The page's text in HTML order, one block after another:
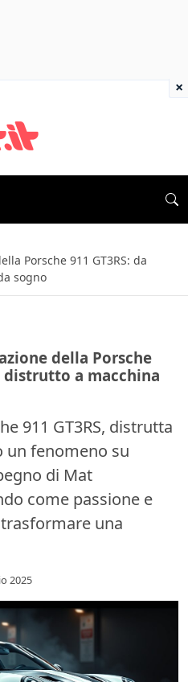
Porsche 911 GT3RS: da
sogno
della Porsche
distrutto a macchina
911 GT3RS, distrutta
un fenomeno su
di Mat
come passione e
una
2025
×